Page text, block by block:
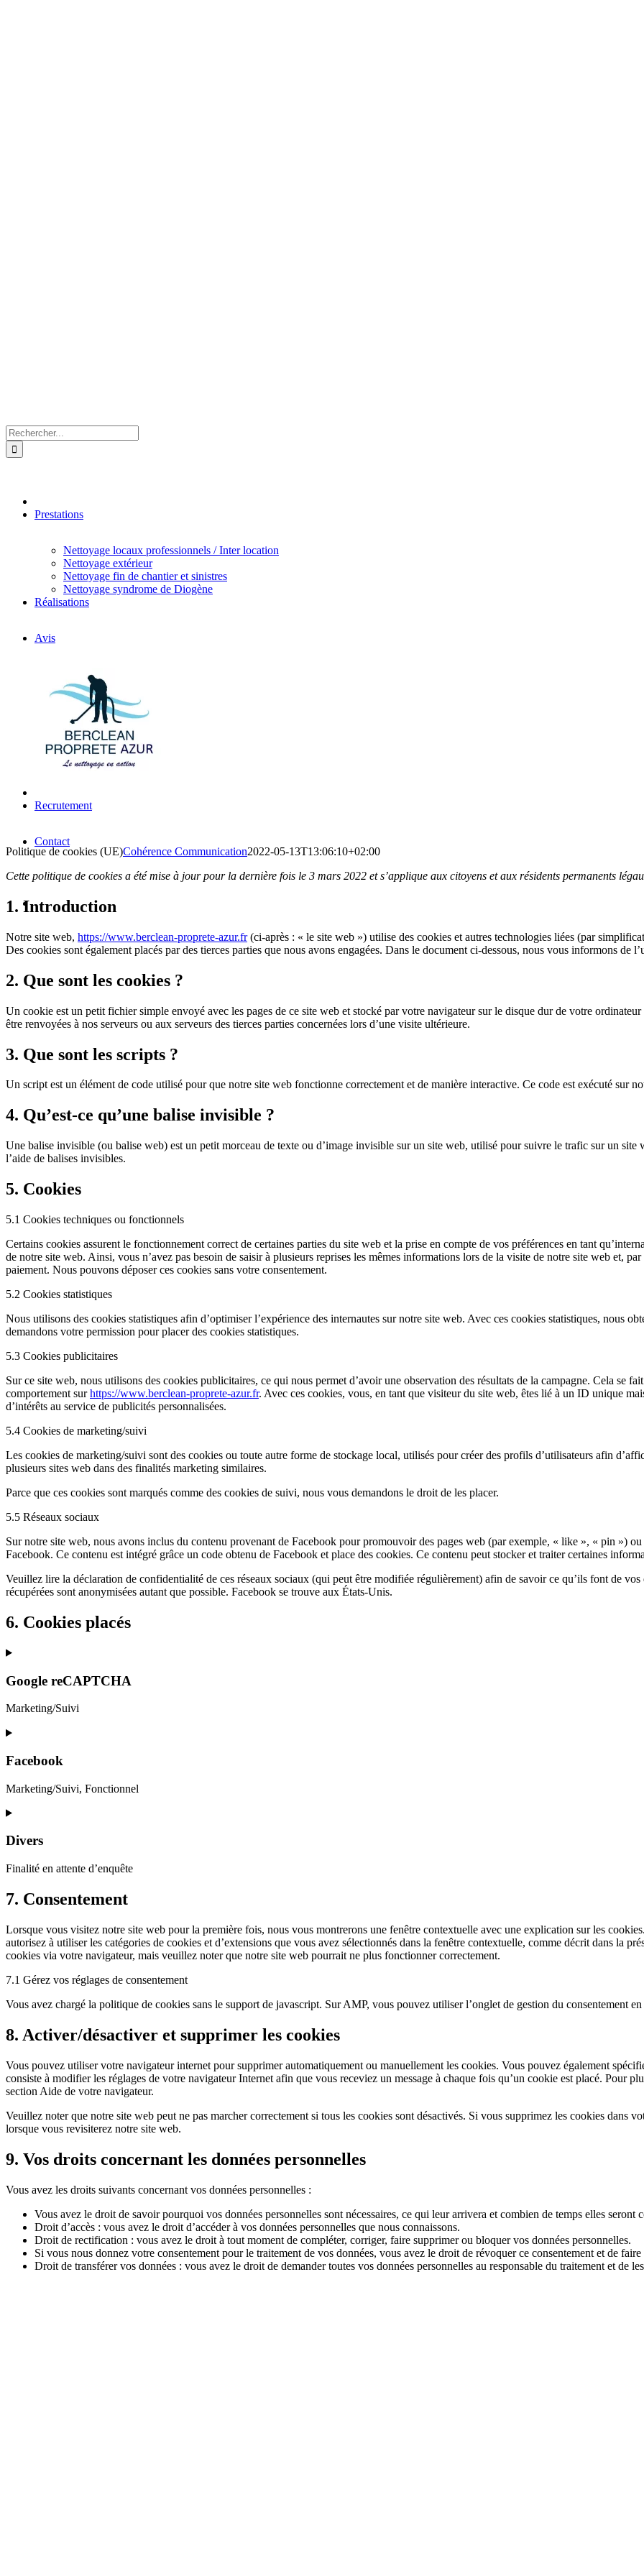
Rechercher:
Prestations
Nettoyage locaux professionnels / Inter location
Nettoyage extérieur
Nettoyage fin de chantier et sinistres
Nettoyage syndrome de Diogène
Réalisations
Avis
Recrutement
Contact
Politique de cookies (UE)Cohérence Communication2022-05-13T13:06:10+02:00
Cette politique de cookies a été mise à jour pour la dernière fois le 3 mars 2022 et s’applique aux citoyens et aux résidents permanents
1. Introduction
Notre site web, https://www.berclean-proprete-azur.fr(ci-après : « le site web ») utilise des cookies et autres technologies liées (par
Des cookies sont également placés par des tierces parties que nous avons engagées. Dans le document ci-dessous, nous vous informons de
2. Que sont les cookies ?
Un cookie est un petit fichier simple envoyé avec les pages de ce site web et stocké par votre navigateur sur le disque dur de votre
être renvoyées à nos serveurs ou aux serveurs des tierces parties concernées lors d’une visite ultérieure.
3. Que sont les scripts ?
Un script est un élément de code utilisé pour que notre site web fonctionne correctement et de manière interactive. Ce code est exécuté sur
4. Qu’est-ce qu’une balise invisible ?
Une balise invisible (ou balise web) est un petit morceau de texte ou d’image invisible sur un site web, utilisé pour suivre le trafic sur un site
l’aide de balises invisibles.
5. Cookies
5.1 Cookies techniques ou fonctionnels
Certains cookies assurent le fonctionnement correct de certaines parties du site web et la prise en compte de vos préférences en tant
de notre site web. Ainsi, vous n’avez pas besoin de saisir à plusieurs reprises les mêmes informations lors de la visite de notre site web et,
paiement. Nous pouvons déposer ces cookies sans votre consentement.
5.2 Cookies statistiques
Nous utilisons des cookies statistiques afin d’optimiser l’expérience des internautes sur notre site web. Avec ces cookies statistiques, nous
demandons votre permission pour placer des cookies statistiques.
5.3 Cookies publicitaires
Sur ce site web, nous utilisons des cookies publicitaires, ce qui nous permet d’avoir une observation des résultats de la campagne. Cela se
comportement surhttps://www.berclean-proprete-azur.fr. Avec ces cookies, vous, en tant que visiteur du site web, êtes lié à un ID unique
d’intérêts au service de publicités personnalisées.
5.4 Cookies de marketing/suivi
Les cookies de marketing/suivi sont des cookies ou toute autre forme de stockage local, utilisés pour créer des profils d’utilisateurs afin
plusieurs sites web dans des finalités marketing similaires.
Parce que ces cookies sont marqués comme des cookies de suivi, nous vous demandons le droit de les placer.
5.5 Réseaux sociaux
Sur notre site web, nous avons inclus du contenu provenant de Facebook pour promouvoir des pages web (par exemple, « like », « pin »)
Facebook. Ce contenu est intégré grâce un code obtenu de Facebook et place des cookies. Ce contenu peut stocker et traiter certaines
Veuillez lire la déclaration de confidentialité de ces réseaux sociaux (qui peut être modifiée régulièrement) afin de savoir ce qu’ils font de
récupérées sont anonymisées autant que possible. Facebook se trouve aux États-Unis.
6. Cookies placés
Google reCAPTCHA
Marketing/Suivi
Consent
service
recaptcha
Facebook
Marketing/Suivi, Fonctionnel
Consent
service
Divers
Finalité en attente d’enquête
Consent
to
divers
7. Consentement
Lorsque vous visitez notre site web pour la première fois, nous vous montrerons une fenêtre contextuelle avec une explication sur les
autorisez à utiliser les catégories de cookies et d’extensions que vous avez sélectionnés dans la fenêtre contextuelle, comme décrit dans la
cookies via votre navigateur, mais veuillez noter que notre site web pourrait ne plus fonctionner correctement.
7.1 Gérez vos réglages de consentement
Vous avez chargé la politique de cookies sans le support de javascript. Sur AMP, vous pouvez utiliser l’onglet de gestion du consentement en
8. Activer/désactiver et supprimer les cookies
Vous pouvez utiliser votre navigateur internet pour supprimer automatiquement ou manuellement les cookies. Vous pouvez également
consiste à modifier les réglages de votre navigateur Internet afin que vous receviez un message à chaque fois qu’un cookie est placé. Pour
section Aide de votre navigateur.
Veuillez noter que notre site web peut ne pas marcher correctement si tous les cookies sont désactivés. Si vous supprimez les cookies dans
lorsque vous revisiterez notre site web.
9. Vos droits concernant les données personnelles
Vous avez les droits suivants concernant vos données personnelles :
Vous avez le droit de savoir pourquoi vos données personnelles sont nécessaires, ce qui leur arrivera et combien de temps elles seront
Droit d’accès : vous avez le droit d’accéder à vos données personnelles que nous connaissons.
Droit de rectification : vous avez le droit à tout moment de compléter, corriger, faire supprimer ou bloquer vos données personnelles.
Si vous nous donnez votre consentement pour le traitement de vos données, vous avez le droit de révoquer ce consentement et de
Droit de transférer vos données : vous avez le droit de demander toutes vos données personnelles au responsable du traitement et de